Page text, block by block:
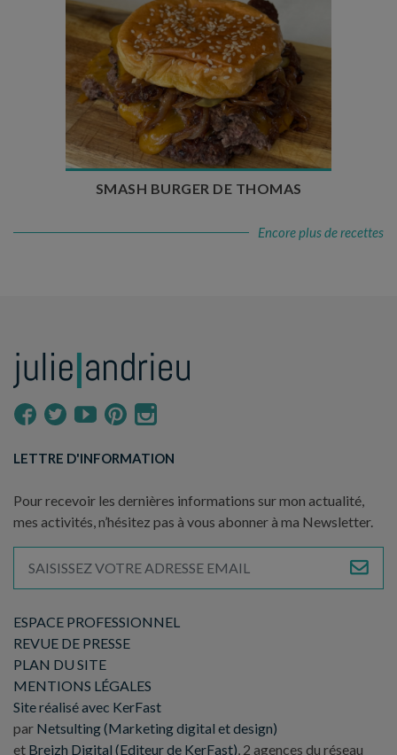
Temps de préparation : 20 min
Temps de cuisson : 5 à 10 min
Nombre de couverts : 4
SMASH BURGER DE THOMAS
Encore plus de recettes
ESPACE PROFESSIONNEL
REVUE DE PRESSE
PLAN DU SITE
MENTIONS LÉGALES
Site réalisé avec KerFast
par Netsulting (Marketing digital et design)
et Breizh Digital (Editeur de KerFast), 2 agences du réseau
LETTRE D'INFORMATION
Pour recevoir les dernières informations sur mon actualité,
mes activités, n’hésitez pas à vous abonner à ma Newsletter.